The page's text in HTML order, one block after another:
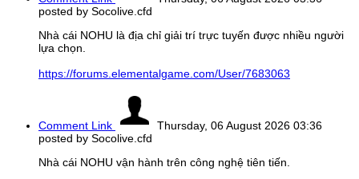
posted by Socolive.cfd
Nhà cái NOHU là địa chỉ giải trí trực tuyến được nhiều người
lựa chọn.
https://forums.elementalgame.com/User/7683063
Comment Link
Thursday, 06 August 2026 03:36
posted by Socolive.cfd
Nhà cái NOHU vận hành trên công nghệ tiên tiến.